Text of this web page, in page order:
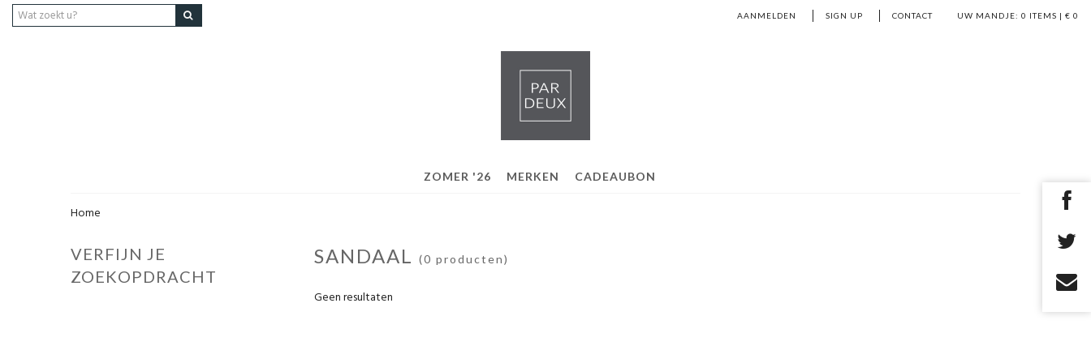
UW MANDJE: 0 ITEMS | € 0
AANMELDEN SIGN UP CONTACT
ZOMER '26 MERKEN CADEAUBON
Home
VERFIJN JE
ZOEKOPDRACHT
SANDAAL (0 producten)
Geen resultaten